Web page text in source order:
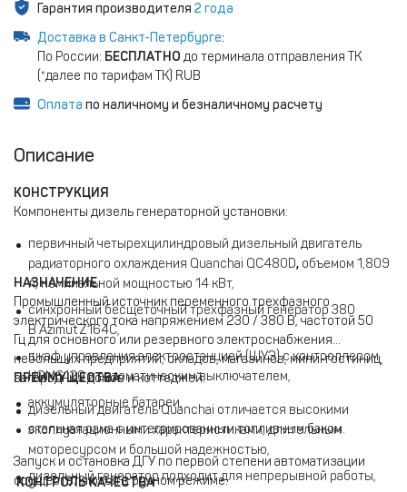
Гарантия производителя 2 года
Доставка в Санкт-Петербурге:
По России: БЕСПЛАТНО до терминала отправления ТК
(*далее по тарифам ТК) RUB
Оплата по наличному и безналичному расчету
Описание
КОНСТРУКЦИЯ
Компоненты дизель генераторной установки:
первичный четырехцилиндровый дизельный двигатель
радиаторного охлаждения Quanchai​ QC480D, объемом 1,809
л, номинальной мощностью 14 кВт,
синхронный бесщеточный трехфазный генератор 380
В Azimut Z164C,
шкаф управления электростанцией (ШУЭ) с контроллером
HGM6120 и автоматическим выключателем,
аккумуляторные батареи,
стальная рама с интегрированным топливным баком.
Запуск и остановка ДГУ по первой степени автоматизации
осуществляются в ручном режиме.
НАЗНАЧЕНИЕ
Промышленный источник переменного трехфазного
электрического тока напряжением 230 / 380 В, частотой 50
Гц для основного или резервного электроснабжения
небольших предприятий, складов, магазинов, мини-гостиниц,
загородных домов и коттеджей.
ПРЕИМУЩЕСТВА
дизельный двигатель Quanchai отличается высокими
эксплуатационными характеристиками, длительным
моторесурсом и большой надежностью,
дизельный генератор подходит для непрерывной работы,
КОНТРОЛЬ КАЧЕСТВА